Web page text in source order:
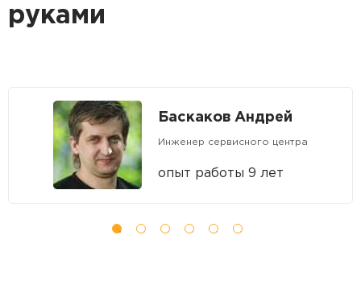
руками
Баскаков Андрей
Инженер сервисного центра
опыт работы 9 лет